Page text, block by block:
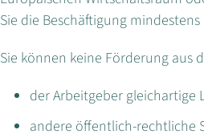
Sie die Beschäftigung
Sie können keine Förderung aus
der Arbeitgeber gleichartige
andere öffentlich-rechtliche